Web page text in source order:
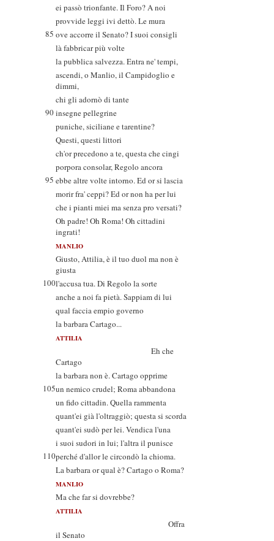
ei passò trionfante. Il Foro? A noi
provvide leggi ivi dettò. Le mura
85 ove accorre il Senato? I suoi consigli
là fabbricar più volte
la pubblica salvezza. Entra ne' tempi,
ascendi, o Manlio, il Campidoglio e
dimmi,
chi gli adornò di tante
90insegne pellegrine
puniche, siciliane e tarentine?
Questi, questi littori
ch'or precedono a te, questa che cingi
porpora consolar, Regolo ancora
95 ebbe altre volte intorno. Ed or si lascia
morir fra' ceppi? Ed or non ha per lui
che i pianti miei ma senza pro versati?
Oh padre! Oh Roma! Oh cittadini
ingrati!
MANLIO
Giusto, Attilia, è il tuo duol ma non è
giusta
100l'accusa tua. Di Regolo la sorte
anche a noi fa pietà. Sappiam di lui
qual faccia empio governo
la barbara Cartago...
ATTILIA
Eh che
Cartago
la barbara non è. Cartago opprime
105un nemico crudel; Roma abbandona
un fido cittadin. Quella rammenta
quant'ei già l'oltraggiò; questa si scorda
quant'ei sudò per lei. Vendica l'una
i suoi sudori in lui; l'altra il punisce
110perché d'allor le circondò la chioma.
La barbara or qual è? Cartago o Roma?
MANLIO
Ma che far si dovrebbe?
ATTILIA
Offra
il Senato